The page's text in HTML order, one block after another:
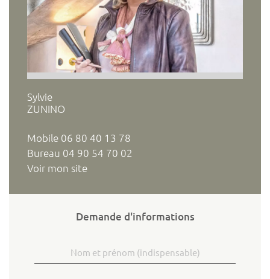
Sylvie
ZUNINO
Mobile 06 80 40 13 78
Bureau 04 90 54 70 02
Voir mon site
Demande d'informations
Nom et prénom